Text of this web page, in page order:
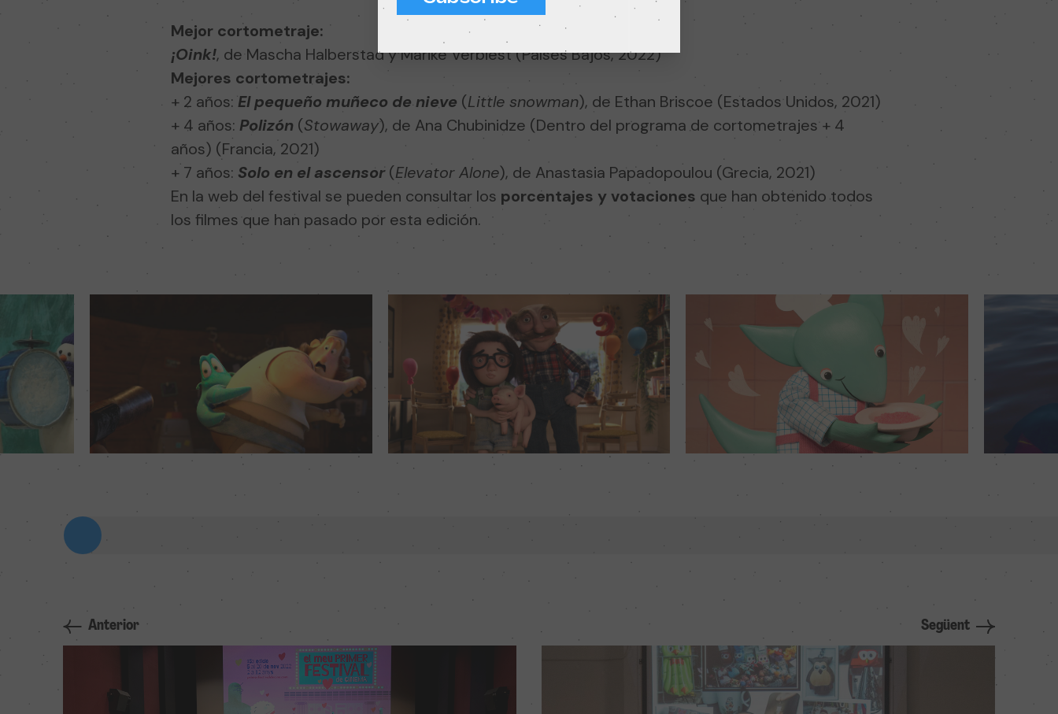
Mejor cortometraje:
¡Oink!, de Mascha Halberstad y Marike Verbiest (Países Bajos, 2022)
Mejores cortometrajes:
+ 2 años: El pequeño muñeco de nieve (Little snowman), de Ethan Briscoe (Estados Unidos, 2021)
+ 4 años: Polizón (Stowaway), de Ana Chubinidze (Dentro del programa de cortometrajes + 4
años) (Francia, 2021)
+ 7 años: Solo en el ascensor(Elevator Alone), de Anastasia Papadopoulou (Grecia, 2021)
En la web del festival se pueden consultar los porcentajes y votaciones que han obtenido todos
los filmes que han pasado por esta edición.
Anterior Següent